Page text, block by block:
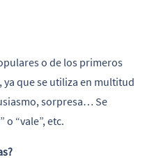
o de los primeros
ya que se utiliza en multitud
sorpresa… Se
“vale”, etc.